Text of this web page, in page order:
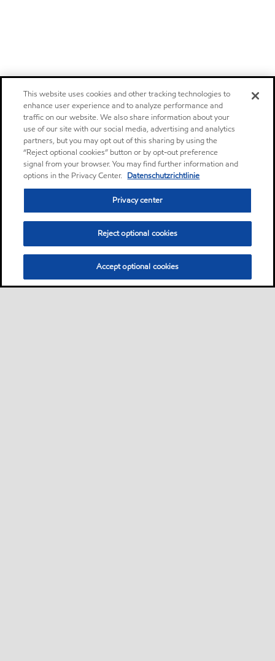
This website uses cookies and other tracking technologies to
enhance user experience and to analyze performance and
traffic on our website. We also share information about your
use of our site with our social media, advertising and analytics
partners, but you may opt out of this sharing by using the
“Reject optional cookies” button or by opt-out preference
signal from your browser. You may find further information and
options in the Privacy Center. Datenschutzrichtlinie
Privacy center
Reject optional cookies
Accept optional cookies